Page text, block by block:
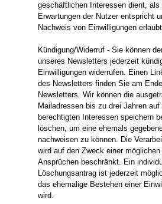
geschäftlichen Interessen dient, als
Erwartungen der Nutzer entspricht
Nachweis von Einwilligungen
Kündigung/Widerruf - Sie können
unseres Newsletters jederzeit
Einwilligungen widerrufen. Einen
des Newsletters finden Sie am
Newsletters. Wir können die
Mailadressen bis zu drei Jahren auf
berechtigten Interessen speichern
löschen, um eine ehemals
nachweisen zu können. Die
wird auf den Zweck einer möglichen
Ansprüchen beschränkt. Ein
Löschungsantrag ist jederzeit
das ehemalige Bestehen einer
wird.